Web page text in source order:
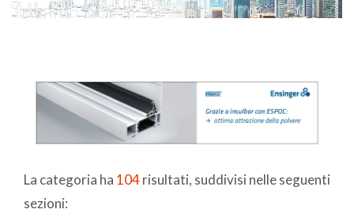
La categoria ha 104risultati, suddivisi nelle seguenti
sezioni: